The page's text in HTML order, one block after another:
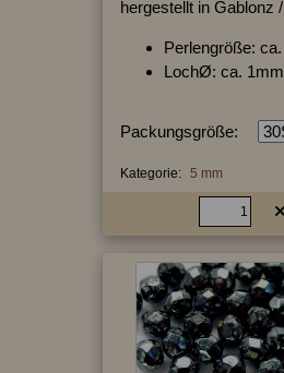
hergestellt in Gablonz
Perlengröße:
LochØ: ca. 1mm
Packungsgröße:
Kategorie: 5 mm